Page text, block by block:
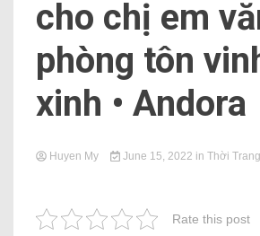
cho chị em
phòng tôn
xinh • Andora
Huyen My June 15, 2022 in Thời Trang
Rate this post